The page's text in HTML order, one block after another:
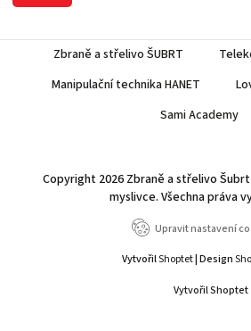
Zbraně a střelivo ŠUBRT
Manipulační technika HANET
Sami Academy
Vytvořil Shoptet
Copyright 2026 Zbraně a střelivo
myslivce. Všechna práva
Upravit nastavení
VytvořilShoptet| Design